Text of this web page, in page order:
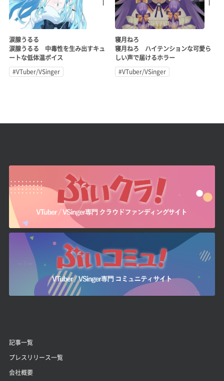
涙腺うるる
涙腺うるる 中毒性を生み出すキュ
ートな低体温ボイス
#VTuber/VSinger
寝月ねろ
寝月ねろ ハイテンションな可愛ら
しい声で届けるホラー
#VTuber/VSinger
記事一覧
プレスリリース一覧
会社概要